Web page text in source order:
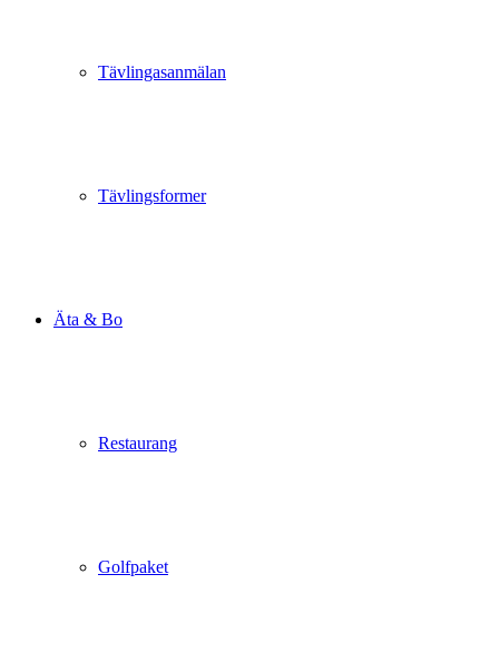
Tävlingasanmälan
Tävlingsformer
Äta & Bo
Restaurang
Golfpaket